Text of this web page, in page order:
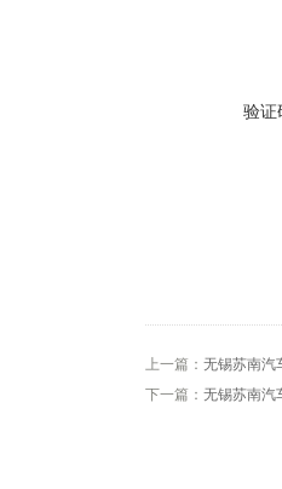
验证
上一篇： 无锡苏南汽
下一篇： 无锡苏南汽